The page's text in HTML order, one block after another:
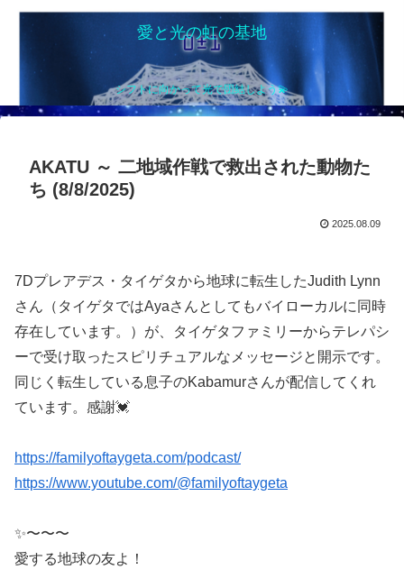
愛と光の虹の基地
シフトに向かって光で団結しよう💫
AKATU ～ 二地域作戦で救出された動物た
ち (8/8/2025)
2025.08.09
7Dプレアデス・タイゲタから地球に転生したJudith Lynn
さん（タイゲタではAyaさんとしてもバイローカルに同時
存在しています。）が、タイゲタファミリーからテレパシ
ーで受け取ったスピリチュアルなメッセージと開示です。
同じく転生している息子のKabamurさんが配信してくれ
ています。感謝💓
https://familyoftaygeta.com/podcast/
https://www.youtube.com/@familyoftaygeta
✨〜〜〜
愛する地球の友よ！